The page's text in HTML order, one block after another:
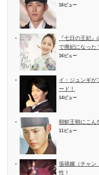
16ビュー
『七日の王妃
で廃妃になった
16ビュー
イ・ジュンギが
ード！
14ビュー
朝鮮王朝にこん
11ビュー
張禧嬪（チャン
性！